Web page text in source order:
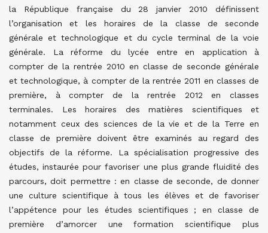
la République française du 28 janvier 2010 définissent
l’organisation et les horaires de la classe de seconde
générale et technologique et du cycle terminal de la voie
générale. La réforme du lycée entre en application à
compter de la rentrée 2010 en classe de seconde générale
et technologique, à compter de la rentrée 2011 en classes de
première, à compter de la rentrée 2012 en classes
terminales. Les horaires des matières scientifiques et
notamment ceux des sciences de la vie et de la Terre en
classe de première doivent être examinés au regard des
objectifs de la réforme. La spécialisation progressive des
études, instaurée pour favoriser une plus grande fluidité des
parcours, doit permettre : en classe de seconde, de donner
une culture scientifique à tous les élèves et de favoriser
l’appétence pour les études scientifiques ; en classe de
première d’amorcer une formation scientifique plus